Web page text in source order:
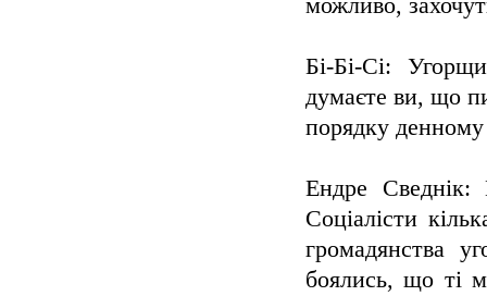
можливо,
Бі-Бі-Сі:
думаєте ви, що
порядку
Ендре Сведнік:
Соціалісти
громадянства
боялись, що ті